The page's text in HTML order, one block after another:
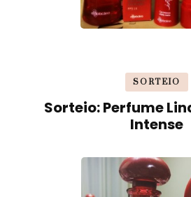
SORTEIO
Sorteio: Perfume
Intense